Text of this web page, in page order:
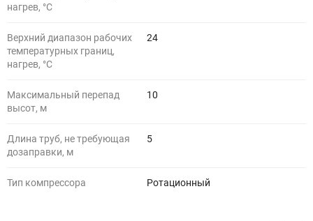
нагрев, °C
Верхний диапазон рабочих
температурных границ,
нагрев, °C
24
Максимальный перепад
высот, м
10
Длина труб, не требующая
дозаправки, м
5
Тип компрессора Ротационный